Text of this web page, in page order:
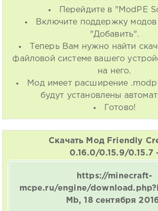
Перейдите в "ModPE
Включите поддержку
"Добавить".
Теперь Вам нужно найти
файловой системе вашего
на него.
Мод имеет расширение
будут установлены
Готово!
Скачать Мод Friendly
0.16.0/0.15.9/0.15.7
https://minecraft-
mcpe.ru/engine/
Mb, 18 сентября